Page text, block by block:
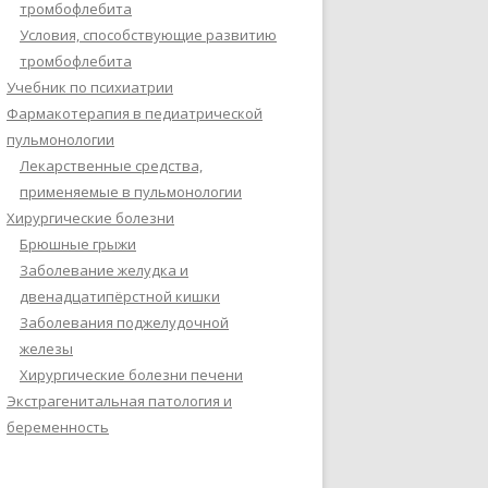
тромбофлебита
Условия, способствующие развитию
тромбофлебита
Учебник по психиатрии
Фармакотерапия в педиатрической
пульмонологии
Лекарственные средства,
применяемые в пульмонологии
Хирургические болезни
Брюшные грыжи
Заболевание желудка и
двенадцатипёрстной кишки
Заболевания поджелудочной
железы
Хирургические болезни печени
Экстрагенитальная патология и
беременность